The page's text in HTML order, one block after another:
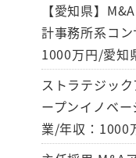
【愛知県】
計事務所系コ
1000万円/愛知
ストラテジッ
ープンイノベ
業/年収：1000